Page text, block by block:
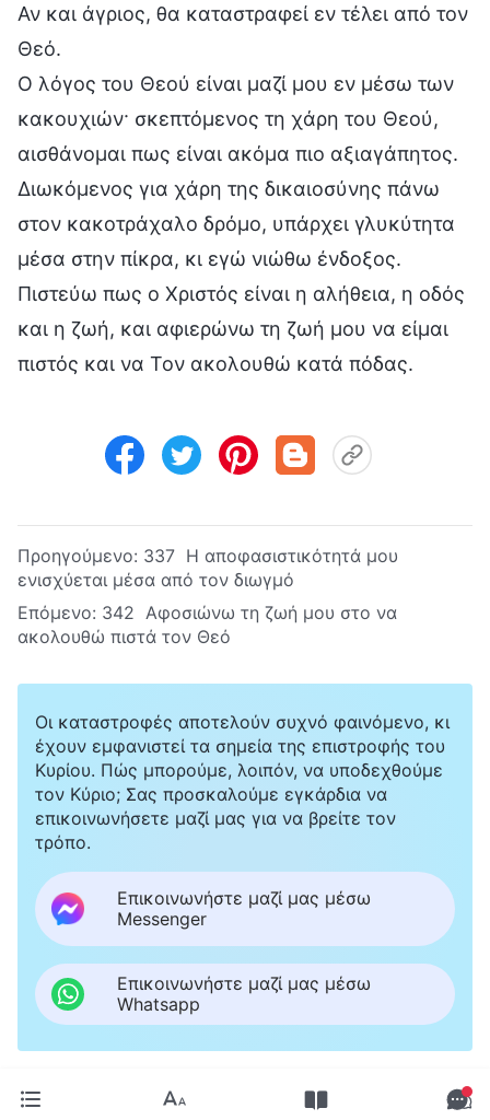
Αν και άγριος, θα καταστραφεί εν τέλει από τον
Θεό.
Ο λόγος του Θεού είναι μαζί μου εν μέσω των
κακουχιών· σκεπτόμενος τη χάρη του Θεού,
αισθάνομαι πως είναι ακόμα πιο αξιαγάπητος.
Διωκόμενος για χάρη της δικαιοσύνης πάνω
στον κακοτράχαλο δρόμο, υπάρχει γλυκύτητα
μέσα στην πίκρα, κι εγώ νιώθω ένδοξος.
Πιστεύω πως ο Χριστός είναι η αλήθεια, η οδός
και η ζωή, και αφιερώνω τη ζωή μου να είμαι
πιστός και να Τον ακολουθώ κατά πόδας.
Προηγούμενο: 337 Η αποφασιστικότητά μου
ενισχύεται μέσα από τον διωγμό
Επόμενο: 342 Αφοσιώνω τη ζωή μου στο να
ακολουθώ πιστά τον Θεό
Οι καταστροφές αποτελούν συχνό φαινόμενο, κι
έχουν εμφανιστεί τα σημεία της επιστροφής του
Κυρίου. Πώς μπορούμε, λοιπόν, να υποδεχθούμε
τον Κύριο; Σας προσκαλούμε εγκάρδια να
επικοινωνήσετε μαζί μας για να βρείτε τον
τρόπο.
Επικοινωνήστε μαζί μας μέσω
Messenger
Επικοινωνήστε μαζί μας μέσω
Whatsapp